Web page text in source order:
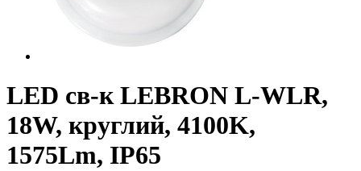
LED св-к LEBRON L-WLR,
18W, круглий, 4100K,
1575Lm, ІР65